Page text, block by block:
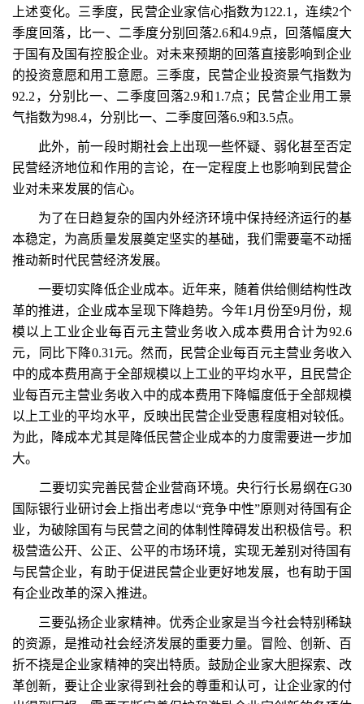
上述变化。三季度，民营企业家信心指数为122.1，连续2个
季度回落，比一、二季度分别回落2.6和4.9点，回落幅度大
于国有及国有控股企业。对未来预期的回落直接影响到企业
的投资意愿和用工意愿。三季度，民营企业投资景气指数为
92.2，分别比一、二季度回落2.9和1.7点；民营企业用工景
气指数为98.4，分别比一、二季度回落6.9和3.5点。
此外，前一段时期社会上出现一些怀疑、弱化甚至否定
民营经济地位和作用的言论，在一定程度上也影响到民营企
业对未来发展的信心。
为了在日趋复杂的国内外经济环境中保持经济运行的基
本稳定，为高质量发展奠定坚实的基础，我们需要毫不动摇
推动新时代民营经济发展。
一要切实降低企业成本。近年来，随着供给侧结构性改
革的推进，企业成本呈现下降趋势。今年1月份至9月份，规
模以上工业企业每百元主营业务收入成本费用合计为92.6
元，同比下降0.31元。然而，民营企业每百元主营业务收入
中的成本费用高于全部规模以上工业的平均水平，且民营企
业每百元主营业务收入中的成本费用下降幅度低于全部规模
以上工业的平均水平，反映出民营企业受惠程度相对较低。
为此，降成本尤其是降低民营企业成本的力度需要进一步加
大。
二要切实完善民营企业营商环境。央行行长易纲在G30
国际银行业研讨会上指出考虑以“竞争中性”原则对待国有企
业，为破除国有与民营之间的体制性障碍发出积极信号。积
极营造公开、公正、公平的市场环境，实现无差别对待国有
与民营企业，有助于促进民营企业更好地发展，也有助于国
有企业改革的深入推进。
三要弘扬企业家精神。优秀企业家是当今社会特别稀缺
的资源，是推动社会经济发展的重要力量。冒险、创新、百
折不挠是企业家精神的突出特质。鼓励企业家大胆探索、改
革创新，要让企业家得到社会的尊重和认可，让企业家的付